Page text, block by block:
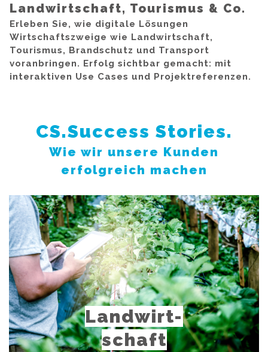
Landwirtschaft, Tourismus & Co.
Erleben Sie, wie digitale Lösungen
Wirtschaftszweige wie Landwirtschaft,
Tourismus, Brandschutz und Transport
voranbringen. Erfolg sichtbar gemacht: mit
interaktiven Use Cases und Projektreferenzen.
CS.Success Stories.
Wie wir unsere Kunden
erfolgreich machen
Landwirt-
schaft